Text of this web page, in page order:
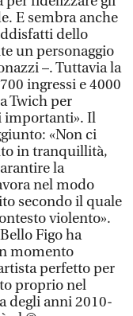
E sembra anche
dello
un personaggio
–. Tuttavia la
ingressi e 4000
Twich per
importanti». Il
«Non ci
in tranquillità,
la
nel modo
secondo il quale
violento».
Figo ha
momento
perfetto per
proprio nel
degli anni 2010-